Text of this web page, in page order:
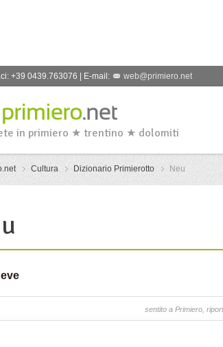
+39 0439.763076 | E-mail: web@primiero.net
in primiero ★ trentino ★ dolomiti
Cultura Dizionario Primierotto Neu
sentito a Primiero,